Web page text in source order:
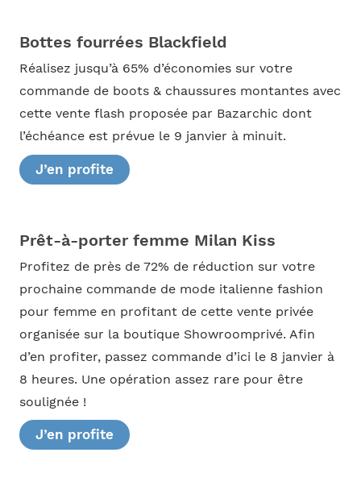
Bottes fourrées Blackfield
Réalisez jusqu’à 65% d’économies sur votre
commande de boots & chaussures montantes avec
cette vente flash proposée par Bazarchic dont
l’échéance est prévue le 9 janvier à minuit.
J’en profite
Prêt-à-porter femme Milan Kiss
Profitez de près de 72% de réduction sur votre
prochaine commande de mode italienne fashion
pour femme en profitant de cette vente privée
organisée sur la boutique Showroomprivé. Afin
d’en profiter, passez commande d’ici le 8 janvier à
8 heures. Une opération assez rare pour être
soulignée !
J’en profite